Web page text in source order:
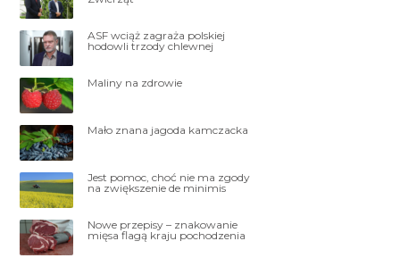
ASF wciąż zagraża polskiej
hodowli trzody chlewnej
Maliny na zdrowie
Mało znana jagoda kamczacka
Jest pomoc, choć nie ma zgody
na zwiększenie de minimis
Nowe przepisy – znakowanie
mięsa flagą kraju pochodzenia